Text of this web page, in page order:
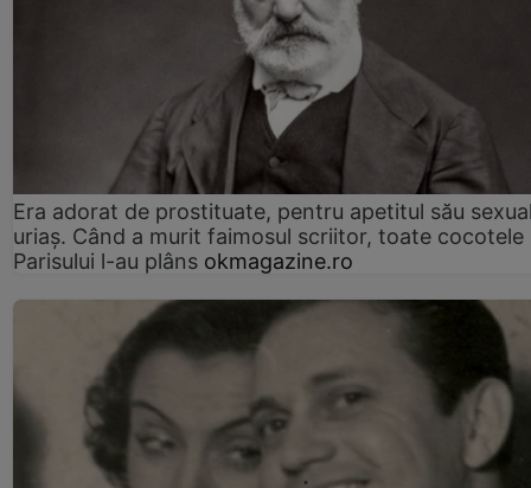
Era adorat de prostituate, pentru apetitul său
uriaș. Când a murit faimosul scriitor, toate cocotele
Parisului l-au plâns okmagazine.ro